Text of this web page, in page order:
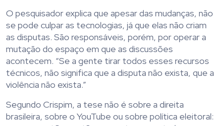
O pesquisador explica que apesar das mudanças, não
se pode culpar as tecnologias, já que elas não criam
as disputas. São responsáveis, porém, por operar a
mutação do espaço em que as discussões
acontecem. “Se a gente tirar todos esses recursos
técnicos, não significa que a disputa não exista, que a
violência não exista.”
Segundo Crispim, a tese não é sobre a direita
brasileira, sobre o YouTube ou sobre política eleitoral: